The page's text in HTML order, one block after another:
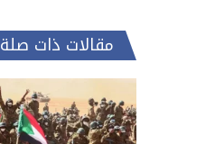
مقالات ذات صلة